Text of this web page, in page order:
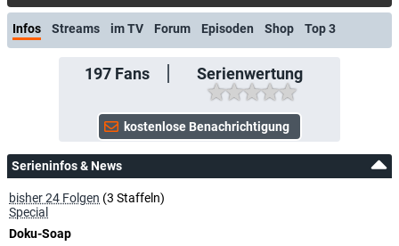
Infos Streams im TV Forum Episoden Shop Top 3
197Fans Serienwertung
Serieninfos & News
bisher 24 Folgen (3 Staffeln)
Special
Doku-Soap